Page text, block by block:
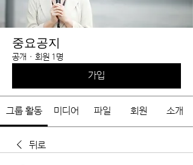
중요공지
공개 · 회원 1명
가입
그룹 활동 미디어 파일 회원 소개
뒤로